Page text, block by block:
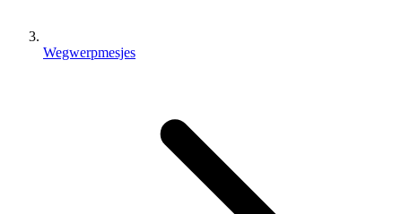
Wegwerpmesjes